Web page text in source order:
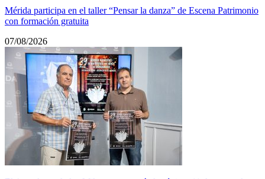
Mérida participa en el taller “Pensar la danza” de Escena Patrimonio
con formación gratuita
07/08/2026